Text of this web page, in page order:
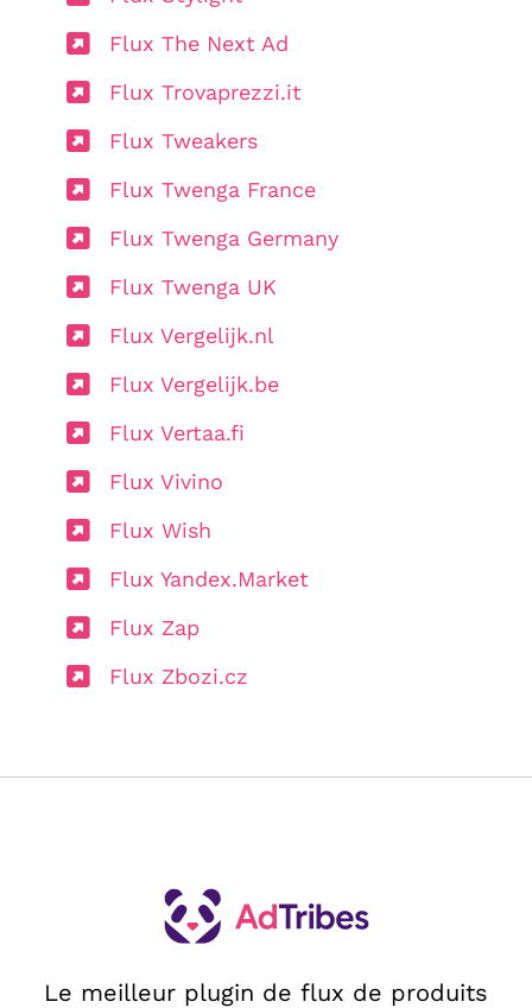
Flux The Next Ad
Flux Trovaprezzi.it
Flux Tweakers
Flux Twenga France
Flux Twenga Germany
Flux Twenga UK
Flux Vergelijk.nl
Flux Vergelijk.be
Flux Vertaa.fi
Flux Vivino
Flux Wish
Flux Yandex.Market
Flux Zap
Flux Zbozi.cz
Le meilleur plugin de flux de produits